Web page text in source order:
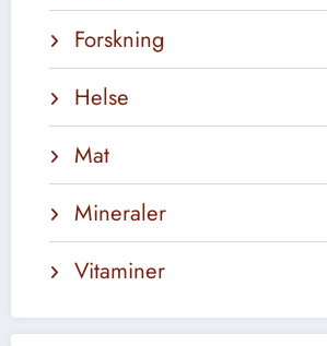
Forskning
Helse
Mat
Mineraler
Vitaminer